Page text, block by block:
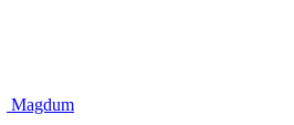
Magdum